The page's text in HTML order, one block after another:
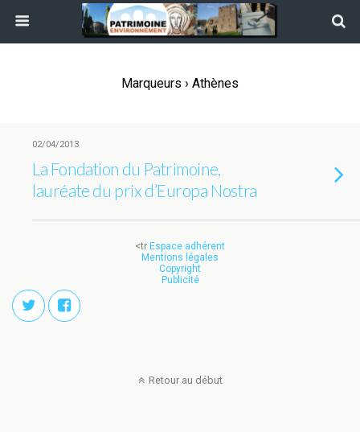
Marqueurs › Athènes
02/04/2013
La Fondation du Patrimoine,
lauréate du prix d’Europa Nostra
<tr Espace adhérent
Mentions légales
Copyright
Publicité
Retour au début